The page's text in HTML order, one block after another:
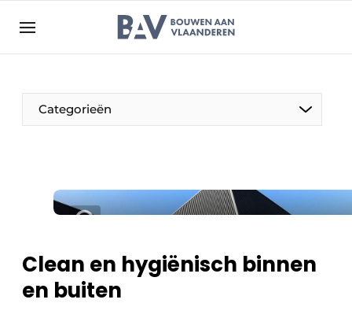
Bedrijven
Bouwen aan Vlaanderen | Platform voor de bouw
Evenement aanmelden
Meest gelezen
Nieuwsbrief
Categorieën
Clean en hygiënisch binnen
en buiten